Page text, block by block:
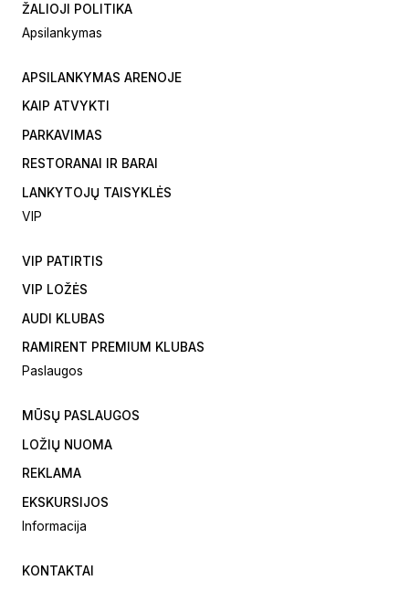
ŽALIOJI POLITIKA
Apsilankymas
APSILANKYMAS ARENOJE
KAIP ATVYKTI
PARKAVIMAS
RESTORANAI IR BARAI
LANKYTOJŲ TAISYKLĖS
VIP
VIP PATIRTIS
VIP LOŽĖS
AUDI KLUBAS
RAMIRENT PREMIUM KLUBAS
Paslaugos
MŪSŲ PASLAUGOS
LOŽIŲ NUOMA
REKLAMA
EKSKURSIJOS
Informacija
KONTAKTAI